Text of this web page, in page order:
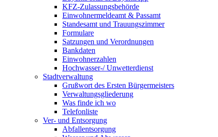
KFZ-Zulassungsbehörde
Einwohnermeldeamt & Passamt
Standesamt und Trauungszimmer
Formulare
Satzungen und Verordnungen
Bankdaten
Einwohnerzahlen
Hochwasser-/ Unwetterdienst
Stadtverwaltung
Grußwort des Ersten Bürgermeisters
Verwaltungsgliederung
Was finde ich wo
Telefonliste
Ver- und Entsorgung
Abfallentsorgung